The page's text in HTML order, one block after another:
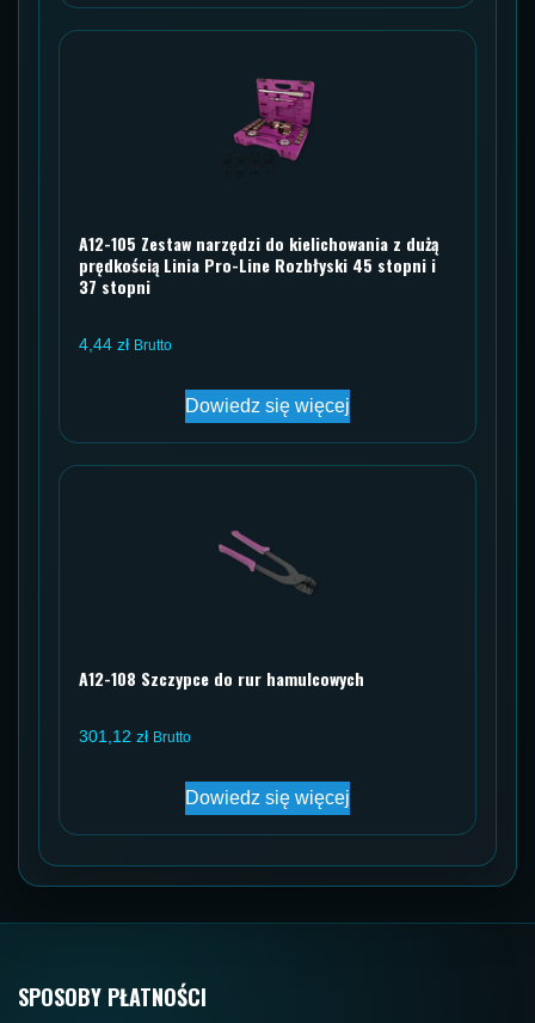
A12-105 Zestaw narzędzi do kielichowania z dużą
prędkością Linia Pro-Line Rozbłyski 45 stopni i
37 stopni
4,44 zł Brutto
Dowiedz się więcej
A12-108 Szczypce do rur hamulcowych
301,12 zł Brutto
Dowiedz się więcej
SPOSOBY PŁATNOŚCI